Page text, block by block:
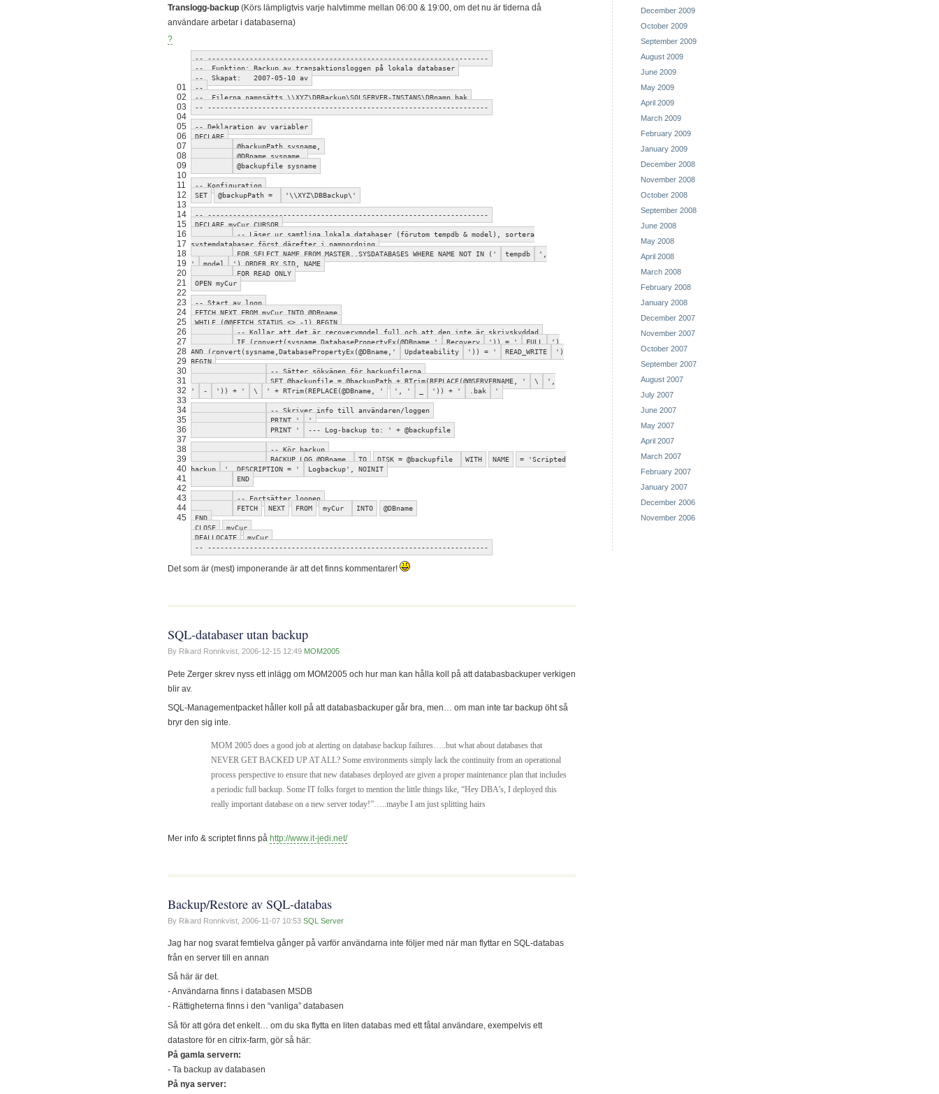
Translogg-backup (Körs lämpligtvis varje halvtimme mellan 06:00 & 19:00, om det nu är tiderna då
användare arbetar i databaserna)
?
01
02
03
04
05
06
07
08
09
10
11
12
13
14
15
16
17
18
19
20
21
22
23
24
25
26
27
28
29
30
31
32
33
34
35
36
37
38
39
40
41
42
43
44
45
-- -------------------------------------------------------------------
-- Funktion: Backup av transaktionsloggen på lokala databaser
-- Skapat: 2007-05-10 av
--
-- Filerna namnsätts \\XYZ\DBBackup\SQLSERVER-INSTANS\DBnamn.bak
-- -------------------------------------------------------------------
-- Deklaration av variabler
DECLARE
@backupPath sysname,
@DBname sysname,
@backupfile sysname
-- Konfiguration
SET
@backupPath = '\\XYZ\DBBackup\'
-- -------------------------------------------------------------------
DECLARE myCur CURSOR
-- Läser ur samtliga lokala databaser (förutom tempdb & model), sortera
systemdatabaser först därefter i namnordning
FOR SELECT NAME FROM MASTER..SYSDATABASES WHERE NAME NOT IN ('
tempdb
',
'
model
') ORDER BY SID, NAME
FOR READ ONLY
OPEN myCur
-- Start av loop
FETCH NEXT FROM myCur INTO @DBname
WHILE (@@FETCH_STATUS <> -1) BEGIN
-- Kollar att det är recoverymodel full och att den inte är skrivskyddad
IF (convert(sysname,DatabasePropertyEx(@DBname,'
Recovery ')) = ' FULL
')
AND (convert(sysname,DatabasePropertyEx(@DBname,'
Updateability ')) = ' READ_WRITE
')
BEGIN
-- Sätter sökvägen för backupfilerna
SET @backupfile = @backupPath + RTrim(REPLACE(@@SERVERNAME, '
\
',
'
- ')) + ' \ ' + RTrim(REPLACE(@DBname, ' ', ' ')) + ' .bak '
-- Skriver info till användaren/loggen
PRINT '
'
PRINT '
--- Log-backup to: ' + @backupfile
-- Kör backup
BACKUP LOG @DBname
TO DISK = @backupfile WITH NAME
= 'Scripted
backup
', DESCRIPTION = '
Logbackup', NOINIT
END
-- Fortsätter loopen
FETCH
NEXT FROM myCur INTO
@DBname
END
CLOSE
myCur
DEALLOCATE
myCur
-- -------------------------------------------------------------------
Det som är (mest) imponerande är att det finns kommentarer!
SQL-databaser utan backup
By Rikard Ronnkvist, 2006-12-15 12:49 MOM2005
Pete Zerger skrev nyss ett inlägg om MOM2005 och hur man kan hålla koll på att databasbackuper verkigen
blir av.
SQL-Managementpacket håller koll på att databasbackuper går bra, men… om man inte tar backup öht så
bryr den sig inte.
MOM 2005 does a good job at alerting on database backup failures…..but what about databases that
NEVER GET BACKED UP AT ALL? Some environments simply lack the continuity from an operational
process perspective to ensure that new databases deployed are given a proper maintenance plan that includes
a periodic full backup. Some IT folks forget to mention the little things like, “Hey DBA’s, I deployed this
really important database on a new server today!”…..maybe I am just splitting hairs
Mer info & scriptet finns på http://www.it-jedi.net/
Backup/Restore av SQL-databas
By Rikard Ronnkvist, 2006-11-07 10:53 SQL Server
Jag har nog svarat femtielva gånger på varför användarna inte följer med när man flyttar en SQL-databas
från en server till en annan
Så här är det.
- Användarna finns i databasen MSDB
- Rättigheterna finns i den “vanliga” databasen
Så för att göra det enkelt… om du ska flytta en liten databas med ett fåtal användare, exempelvis ett
datastore för en citrix-farm, gör så här:
På gamla servern:
- Ta backup av databasen
På nya server:
December 2009
October 2009
September 2009
August 2009
June 2009
May 2009
April 2009
March 2009
February 2009
January 2009
December 2008
November 2008
October 2008
September 2008
June 2008
May 2008
April 2008
March 2008
February 2008
January 2008
December 2007
November 2007
October 2007
September 2007
August 2007
July 2007
June 2007
May 2007
April 2007
March 2007
February 2007
January 2007
December 2006
November 2006